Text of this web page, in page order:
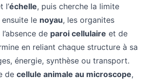
l’échelle, puis cherche la limite
le noyau, les organites
de paroi cellulaire et de
en reliant chaque structure à sa
énergie, synthèse ou transport.
de cellule animale au microscope,